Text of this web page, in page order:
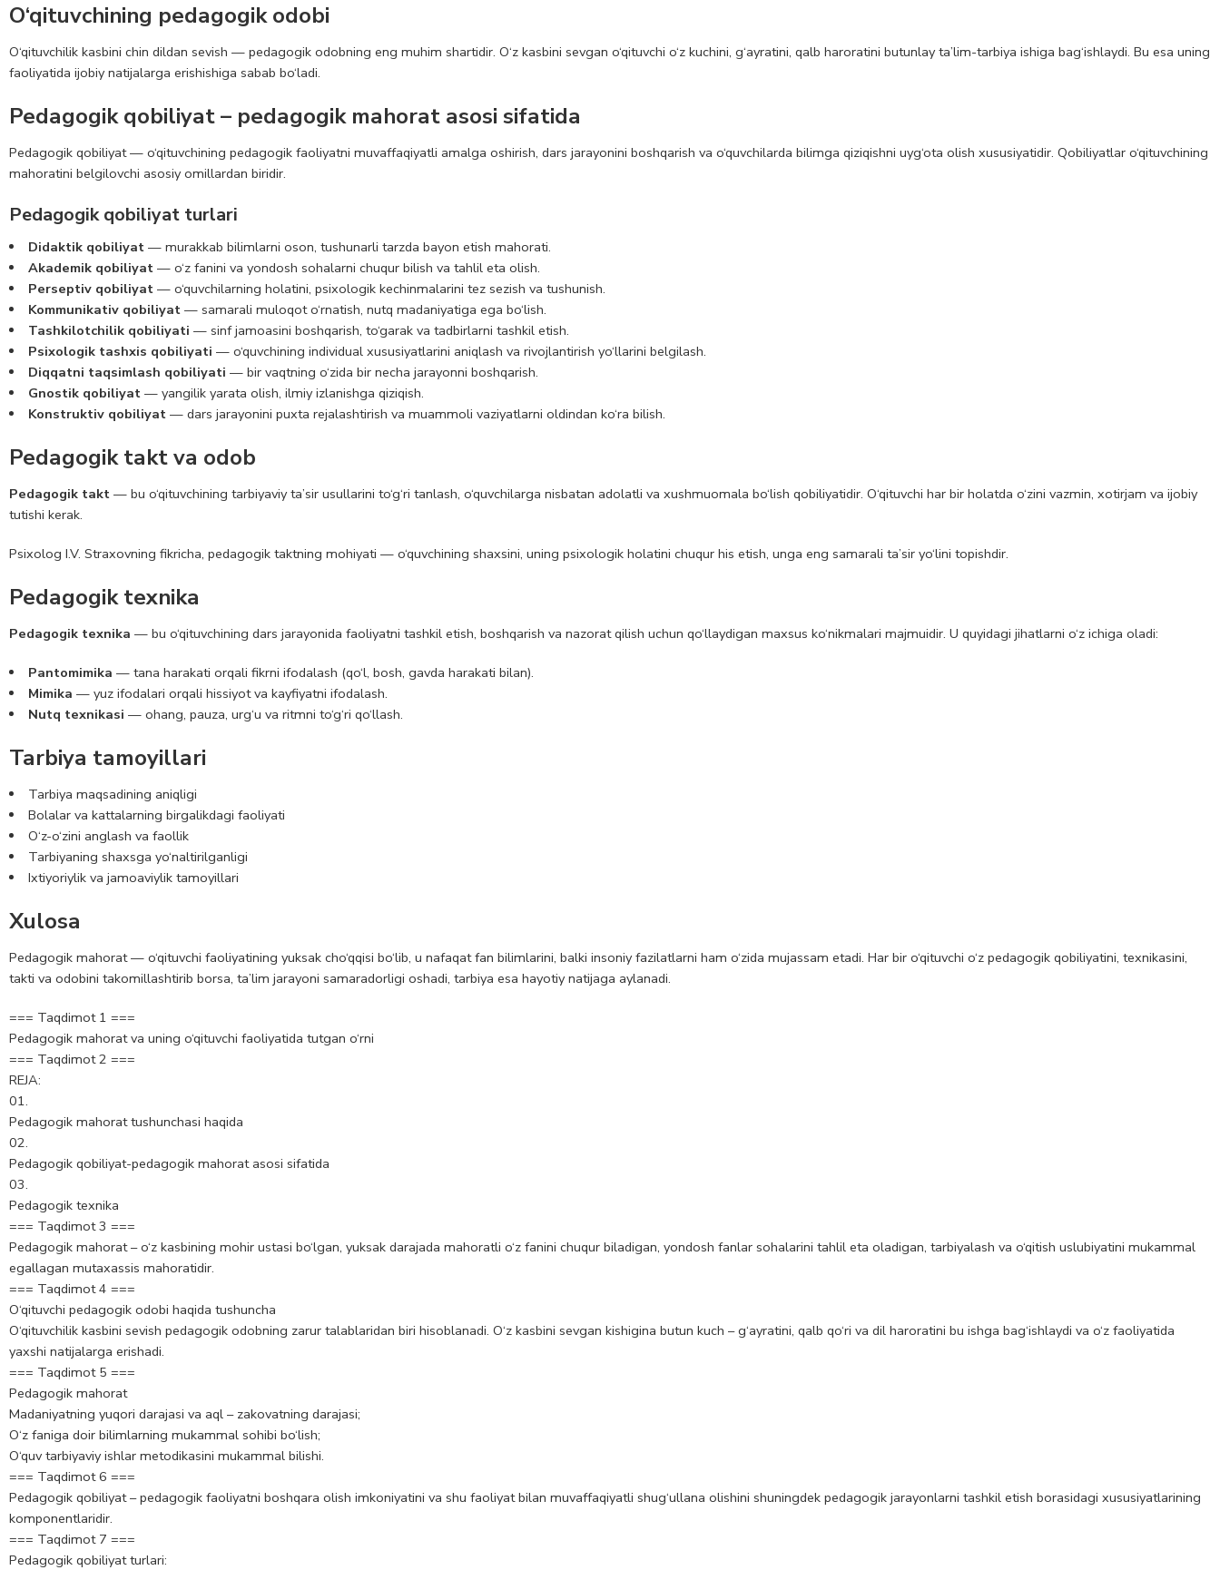
O‘qituvchining pedagogik odobi
O‘qituvchilik kasbini chin dildan sevish — pedagogik odobning eng muhim shartidir. O‘z kasbini sevgan o‘qituvchi o‘z kuchini, g‘ayratini, qalb haroratini butunlay ta’lim-tarbiya ishiga bag‘ishlaydi. Bu esa uning
faoliyatida ijobiy natijalarga erishishiga sabab bo‘ladi.
Pedagogik qobiliyat – pedagogik mahorat asosi sifatida
Pedagogik qobiliyat — o‘qituvchining pedagogik faoliyatni muvaffaqiyatli amalga oshirish, dars jarayonini boshqarish va o‘quvchilarda bilimga qiziqishni uyg‘ota olish xususiyatidir. Qobiliyatlar o‘qituvchining
mahoratini belgilovchi asosiy omillardan biridir.
Pedagogik qobiliyat turlari
Didaktik qobiliyat— murakkab bilimlarni oson, tushunarli tarzda bayon etish mahorati.
Akademik qobiliyat— o‘z fanini va yondosh sohalarni chuqur bilish va tahlil eta olish.
Perseptiv qobiliyat— o‘quvchilarning holatini, psixologik kechinmalarini tez sezish va tushunish.
Kommunikativ qobiliyat— samarali muloqot o‘rnatish, nutq madaniyatiga ega bo‘lish.
Tashkilotchilik qobiliyati — sinf jamoasini boshqarish, to‘garak va tadbirlarni tashkil etish.
Psixologik tashxis qobiliyati — o‘quvchining individual xususiyatlarini aniqlash va rivojlantirish yo‘llarini belgilash.
Diqqatni taqsimlash qobiliyati — bir vaqtning o‘zida bir necha jarayonni boshqarish.
Gnostik qobiliyat— yangilik yarata olish, ilmiy izlanishga qiziqish.
Konstruktiv qobiliyat— dars jarayonini puxta rejalashtirish va muammoli vaziyatlarni oldindan ko‘ra bilish.
Pedagogik takt va odob
Pedagogik takt — bu o‘qituvchining tarbiyaviy ta’sir usullarini to‘g‘ri tanlash, o‘quvchilarga nisbatan adolatli va xushmuomala bo‘lish qobiliyatidir. O‘qituvchi har bir holatda o‘zini vazmin, xotirjam va ijobiy
tutishi kerak.
Psixolog I.V. Straxovning fikricha, pedagogik taktning mohiyati — o‘quvchining shaxsini, uning psixologik holatini chuqur his etish, unga eng samarali ta’sir yo‘lini topishdir.
Pedagogik texnika
Pedagogik texnika — bu o‘qituvchining dars jarayonida faoliyatni tashkil etish, boshqarish va nazorat qilish uchun qo‘llaydigan maxsus ko‘nikmalari majmuidir. U quyidagi jihatlarni o‘z ichiga oladi:
Pantomimika — tana harakati orqali fikrni ifodalash (qo‘l, bosh, gavda harakati bilan).
Mimika — yuz ifodalari orqali hissiyot va kayfiyatni ifodalash.
Nutq texnikasi — ohang, pauza, urg‘u va ritmni to‘g‘ri qo‘llash.
Tarbiya tamoyillari
Tarbiya maqsadining aniqligi
Bolalar va kattalarning birgalikdagi faoliyati
O‘z-o‘zini anglash va faollik
Tarbiyaning shaxsga yo‘naltirilganligi
Ixtiyoriylik va jamoaviylik tamoyillari
Xulosa
Pedagogik mahorat — o‘qituvchi faoliyatining yuksak cho‘qqisi bo‘lib, u nafaqat fan bilimlarini, balki insoniy fazilatlarni ham o‘zida mujassam etadi. Har bir o‘qituvchi o‘z pedagogik qobiliyatini, texnikasini,
takti va odobini takomillashtirib borsa, ta’lim jarayoni samaradorligi oshadi, tarbiya esa hayotiy natijaga aylanadi.
=== Taqdimot 1 ===
Pedagogik mahorat va uning o‘qituvchi faoliyatida tutgan o‘rni
=== Taqdimot 2 ===
REJA:
01.
Pedagogik mahorat tushunchasi haqida
02.
Pedagogik qobiliyat-pedagogik mahorat asosi sifatida
03.
Pedagogik texnika
=== Taqdimot 3 ===
Pedagogik mahorat – o‘z kasbining mohir ustasi bo‘lgan, yuksak darajada mahoratli o‘z fanini chuqur biladigan, yondosh fanlar sohalarini tahlil eta oladigan, tarbiyalash va o‘qitish uslubiyatini mukammal
egallagan mutaxassis mahoratidir.
=== Taqdimot 4 ===
O‘qituvchi pedagogik odobi haqida tushuncha
O‘qituvchilik kasbini sevish pedagogik odobning zarur talablaridan biri hisoblanadi. O‘z kasbini sevgan kishigina butun kuch – g‘ayratini, qalb qo‘ri va dil haroratini bu ishga bag‘ishlaydi va o‘z faoliyatida
yaxshi natijalarga erishadi.
=== Taqdimot 5 ===
Pedagogik mahorat
Madaniyatning yuqori darajasi va aql – zakovatning darajasi;
O‘z faniga doir bilimlarning mukammal sohibi bo‘lish;
O‘quv tarbiyaviy ishlar metodikasini mukammal bilishi.
=== Taqdimot 6 ===
Pedagogik qobiliyat – pedagogik faoliyatni boshqara olish imkoniyatini va shu faoliyat bilan muvaffaqiyatli shug‘ullana olishini shuningdek pedagogik jarayonlarni tashkil etish borasidagi xususiyatlarining
komponentlaridir.
=== Taqdimot 7 ===
Pedagogik qobiliyat turlari: